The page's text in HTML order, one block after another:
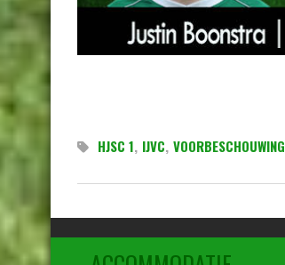
HJSC 1, IJVC, VOORBESCHOUWING